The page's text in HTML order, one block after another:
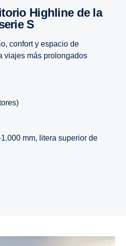
S
confort y espacio de
viajes más prolongados
mm, litera superior de